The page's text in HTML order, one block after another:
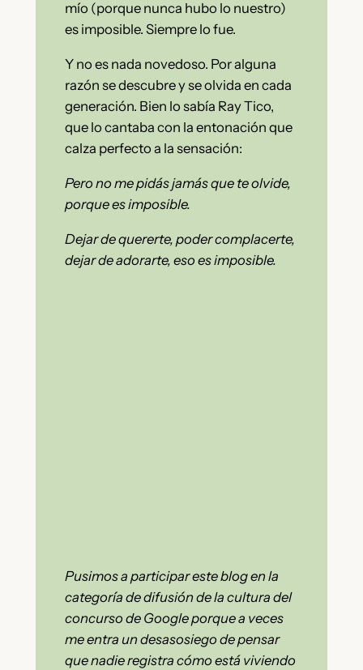
mío (porque nunca hubo lo nuestro)
es imposible. Siempre lo fue.
Y no es nada novedoso. Por alguna
razón se descubre y se olvida en cada
generación. Bien lo sabía Ray Tico,
que lo cantaba con la entonación que
calza perfecto a la sensación:
Pero no me pidás jamás que te olvide,
porque es imposible.
Dejar de quererte, poder complacerte,
dejar de adorarte, eso es imposible.
Pusimos a participar este blog en la
categoría de difusión de la cultura del
concurso de Google porque a veces
me entra un desasosiego de pensar
que nadie registra cómo está viviendo